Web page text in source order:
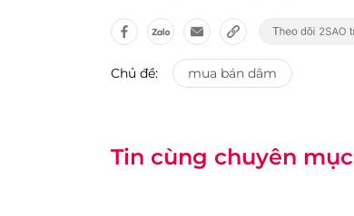
Chủ đề: mua bán dâm
Tin cùng chuyên mục